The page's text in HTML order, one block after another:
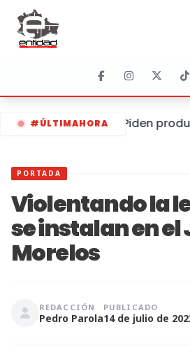
#ÚLTIMAHORA Piden
PORTADA
Violentando la
se instalan en
Morelos
REDACCIÓN
Pedro Parola
PUBLICADO
14 de julio de